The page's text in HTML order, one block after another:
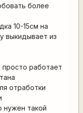
более
10-15см на
выкидывает из
работает
отработки
нужен такой